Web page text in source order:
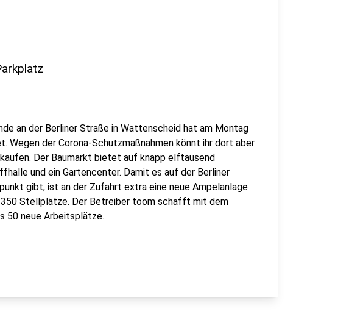
an der Berliner Straße in Wattenscheid hat am Montag
Wegen der Corona-Schutzmaßnahmen könnt ihr dort aber
Der Baumarkt bietet auf knapp elftausend
und ein Gartencenter. Damit es auf der Berliner
gibt, ist an der Zufahrt extra eine neue Ampelanlage
Stellplätze. Der Betreiber toom schafft mit dem
50 neue Arbeitsplätze.